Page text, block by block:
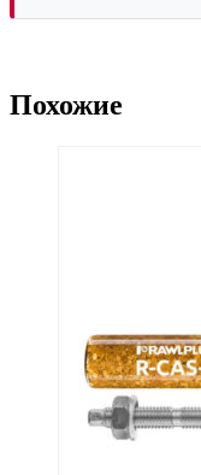
Похожие